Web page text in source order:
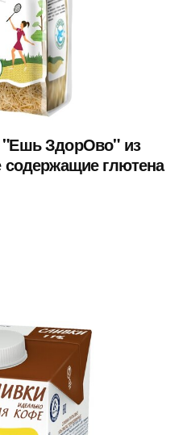
ЗдорОво" из
глютена